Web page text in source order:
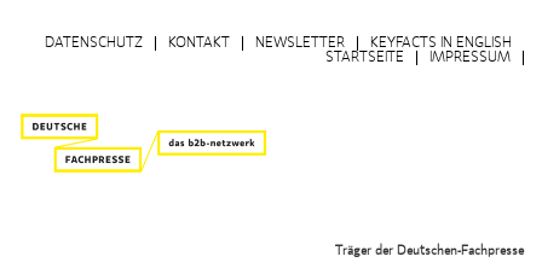
KEYFACTS IN ENGLISH
NEWSLETTER
KONTAKT
DATENSCHUTZ
IMPRESSUM
STARTSEITE
Träger der Deutschen-Fachpresse